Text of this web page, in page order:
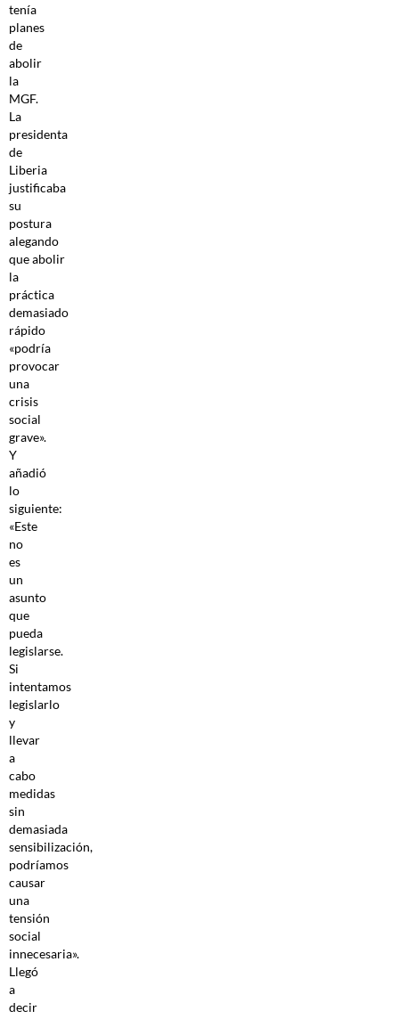
tenía
planes
de
abolir
la
MGF.
La
presidenta
de
Liberia
justificaba
su
postura
alegando
que abolir
la
práctica
demasiado
rápido
«podría
provocar
una
crisis
social
grave».
Y
añadió
lo
siguiente:
«Este
no
es
un
asunto
que
pueda
legislarse.
Si
intentamos
legislarlo
y
llevar
a
cabo
medidas
sin
demasiada
sensibilización,
podríamos
causar
una
tensión
social
innecesaria».
Llegó
a
decir